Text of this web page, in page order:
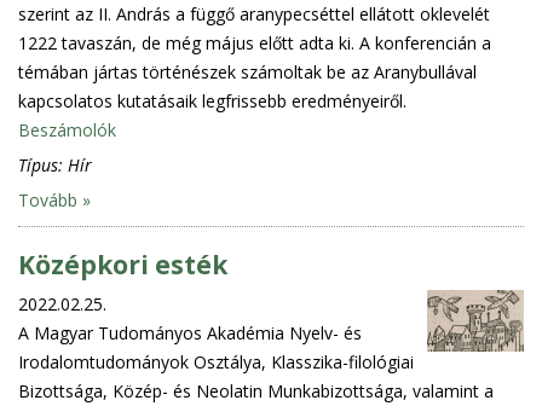
szerint az II. András a függő aranypecséttel ellátott oklevelét
1222 tavaszán, de még május előtt adta ki. A konferencián a
témában jártas történészek számoltak be az Aranybullával
kapcsolatos kutatásaik legfrissebb eredményeiről.
Beszámolók
Típus: Hír
Tovább »
Középkori esték
2022.02.25.
A Magyar Tudományos Akadémia Nyelv- és
Irodalomtudományok Osztálya, Klasszika-filológiai
Bizottsága, Közép- és Neolatin Munkabizottsága, valamint a